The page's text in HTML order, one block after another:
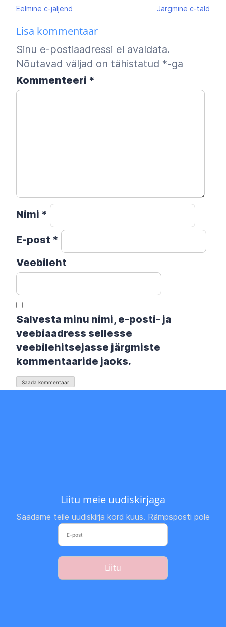
Navigeerimine
Eelmine c-jäljend Järgmine c-tald
Lisa kommentaar
Sinu e-postiaadressi ei avaldata.
Nõutavad väljad on tähistatud *-ga
Kommenteeri *
Nimi *
E-post *
Veebileht
Salvesta minu nimi, e-posti- ja
veebiaadress sellesse
veebilehitsejasse järgmiste
kommentaaride jaoks.
Liitu meie uudiskirjaga
Saadame teile uudiskirja kord kuus. Rämpsposti pole
Liitu